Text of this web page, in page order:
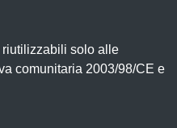
riutilizzabili solo alle
comunitaria 2003/98/CE e